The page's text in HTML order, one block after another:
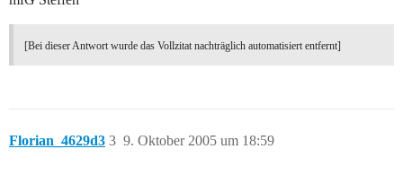
[Bei dieser Antwort wurde das Vollzitat nachträglich automatisiert entfernt]
Florian_4629d3 9. Oktober 2005 um 18:59
3